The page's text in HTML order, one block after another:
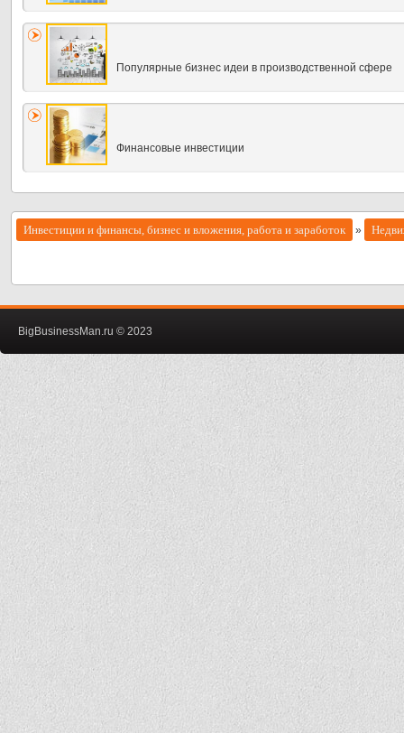
Популярные бизнес идеи в производственной сфере
Финансовые инвестиции
Инвестиции и финансы, бизнес и вложения, работа и заработок »
BigBusinessMan.ru © 2023